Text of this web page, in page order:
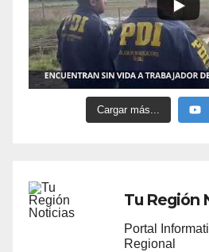
Cargar más...
Tu Región
Portal
Regional